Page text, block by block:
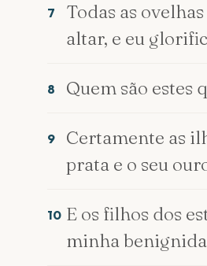
7
Todas as
altar, e eu
8 Quem são estes
9
Certamente as
prata e o seu
10 E os filhos dos
minha